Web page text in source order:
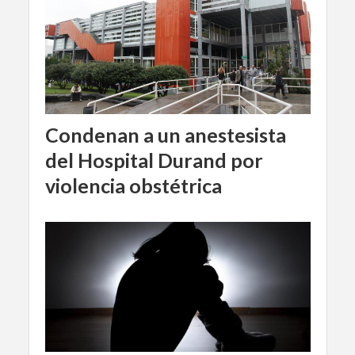
Condenan a un anestesista
del Hospital Durand por
violencia obstétrica